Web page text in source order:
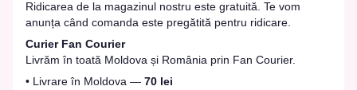
Ridicarea de la magazinul nostru este gratuită. Te vom
anunța când comanda este pregătită pentru ridicare.
Curier Fan Courier
Livrăm în toată Moldova și România prin Fan Courier.
• Livrare în Moldova — 70 lei